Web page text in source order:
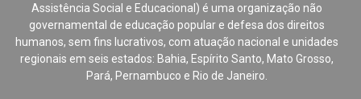
Assistência Social e Educacional) é uma organização não
governamental de educação popular e defesa dos direitos
humanos, sem fins lucrativos, com atuação nacional e unidades
regionais em seis estados: Bahia, Espírito Santo, Mato Grosso,
Pará, Pernambuco e Rio de Janeiro.